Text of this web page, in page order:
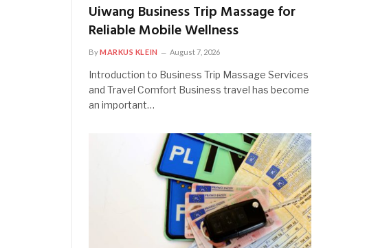
Uiwang Business Trip Massage for
Reliable Mobile Wellness
ByMARKUS KLEIN August 7, 2026
Introduction to Business Trip Massage Services
and Travel Comfort Business travel has become
an important…